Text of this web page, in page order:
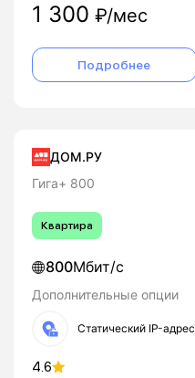
1 300 ₽/мес
Подробнее
ДОМ.РУ
Гига+ 800
Квартира
800Мбит/с
Дополнительные опции
Статический IP-адрес
4.6